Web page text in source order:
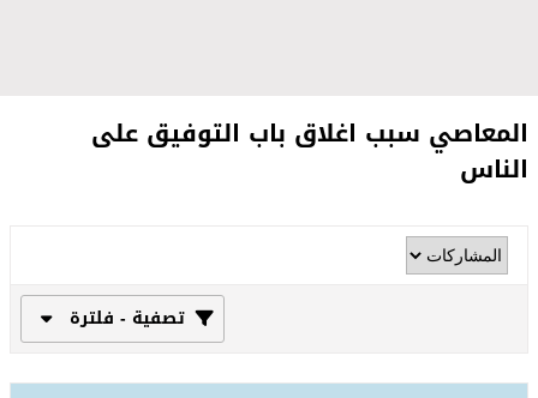
المعاصي ﺳﺒﺐ ﺍﻏﻼﻕ ﺑﺎﺏ ﺍﻟﺘﻮﻓﻴﻖ ﻋﻠﻰ
ﺍﻟﻨﺎﺱ
تصفية - فلترة